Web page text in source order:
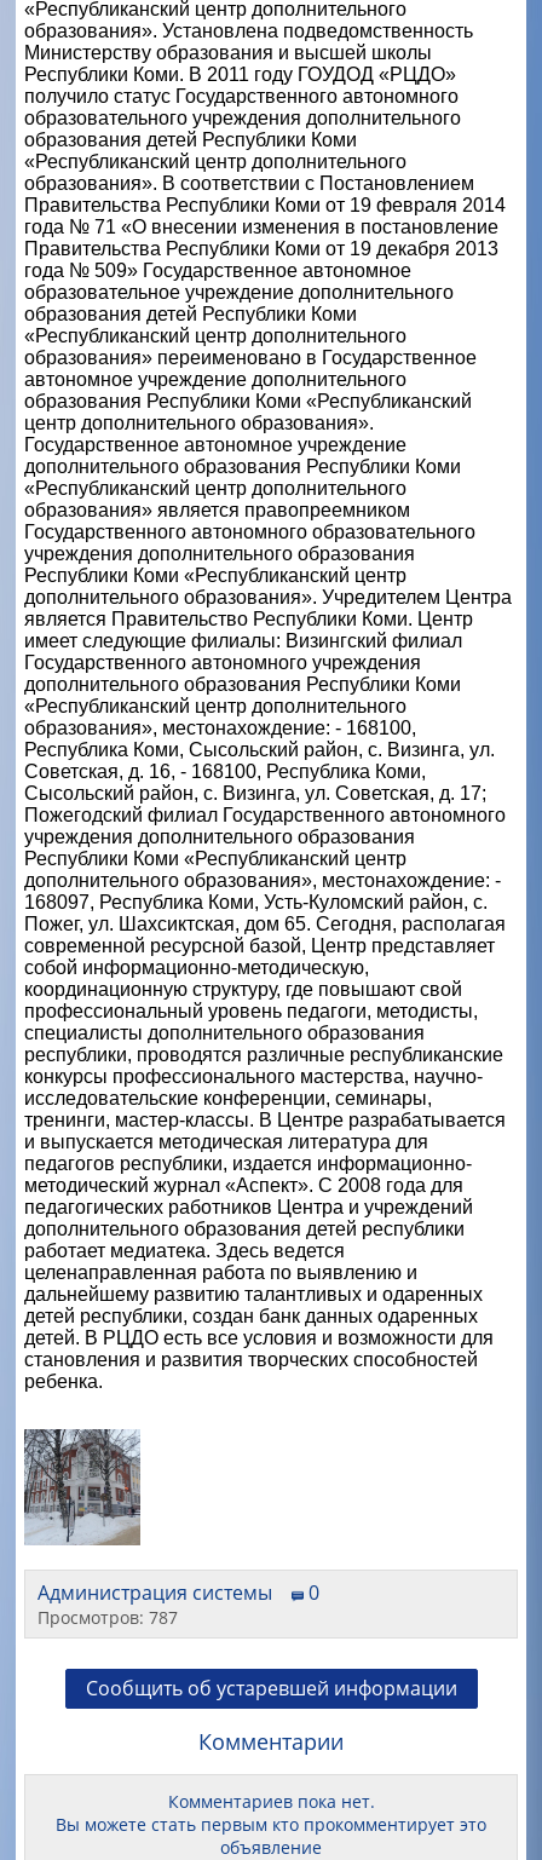
«Республиканский центр дополнительного
образования». Установлена подведомственность
Министерству образования и высшей школы
Республики Коми. В 2011 году ГОУДОД «РЦДО»
получило статус Государственного автономного
образовательного учреждения дополнительного
образования детей Республики Коми
«Республиканский центр дополнительного
образования». В соответствии с Постановлением
Правительства Республики Коми от 19 февраля 2014
года № 71 «О внесении изменения в постановление
Правительства Республики Коми от 19 декабря 2013
года № 509» Государственное автономное
образовательное учреждение дополнительного
образования детей Республики Коми
«Республиканский центр дополнительного
образования» переименовано в Государственное
автономное учреждение дополнительного
образования Республики Коми «Республиканский
центр дополнительного образования».
Государственное автономное учреждение
дополнительного образования Республики Коми
«Республиканский центр дополнительного
образования» является правопреемником
Государственного автономного образовательного
учреждения дополнительного образования
Республики Коми «Республиканский центр
дополнительного образования». Учредителем Центра
является Правительство Республики Коми. Центр
имеет следующие филиалы: Визингский филиал
Государственного автономного учреждения
дополнительного образования Республики Коми
«Республиканский центр дополнительного
образования», местонахождение: - 168100,
Республика Коми, Сысольский район, с. Визинга, ул.
Советская, д. 16, - 168100, Республика Коми,
Сысольский район, с. Визинга, ул. Советская, д. 17;
Пожегодский филиал Государственного автономного
учреждения дополнительного образования
Республики Коми «Республиканский центр
дополнительного образования», местонахождение: -
168097, Республика Коми, Усть-Куломский район, с.
Пожег, ул. Шахсиктская, дом 65. Сегодня, располагая
современной ресурсной базой, Центр представляет
собой информационно-методическую,
координационную структуру, где повышают свой
профессиональный уровень педагоги, методисты,
специалисты дополнительного образования
республики, проводятся различные республиканские
конкурсы профессионального мастерства, научно-
исследовательские конференции, семинары,
тренинги, мастер-классы. В Центре разрабатывается
и выпускается методическая литература для
педагогов республики, издается информационно-
методический журнал «Аспект». С 2008 года для
педагогических работников Центра и учреждений
дополнительного образования детей республики
работает медиатека. Здесь ведется
целенаправленная работа по выявлению и
дальнейшему развитию талантливых и одаренных
детей республики, создан банк данных одаренных
детей. В РЦДО есть все условия и возможности для
становления и развития творческих способностей
ребенка.
Администрация системы 0
Просмотров: 787
Сообщить об устаревшей информации
Комментарии
Комментариев пока нет.
Вы можете стать первым кто прокомментирует это
объявление